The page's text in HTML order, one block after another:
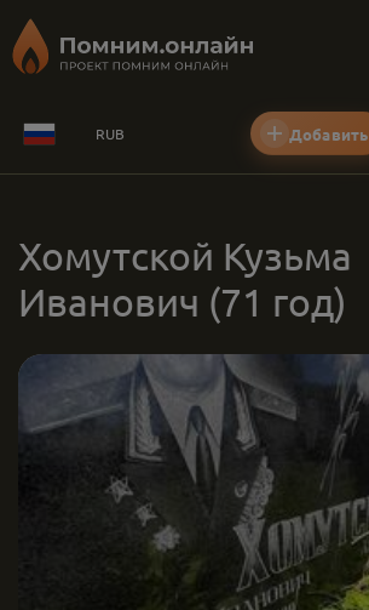
RUB Добавить
Хомутской Кузьма
Иванович (71 год)